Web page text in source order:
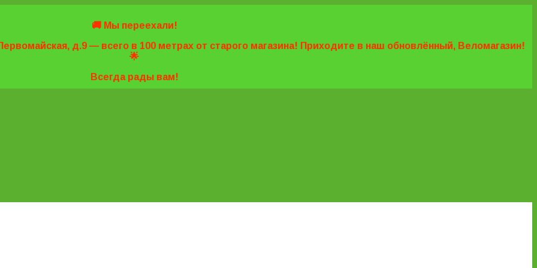
🚚 Мы переехали!
д.9 — всего в 100 метрах от старого магазина! Приходите в наш обновлённый, Веломагазин!
🌟
Всегда рады вам!